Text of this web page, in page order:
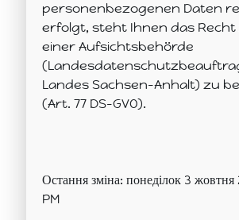
personenbezogenen Daten
erfolgt, steht Ihnen das Recht
einer Aufsichtsbehörde
Landes Sachsen-Anhalt) zu
(Art. 77 DS-GVO).
Остання зміна: понеділок 3
PM